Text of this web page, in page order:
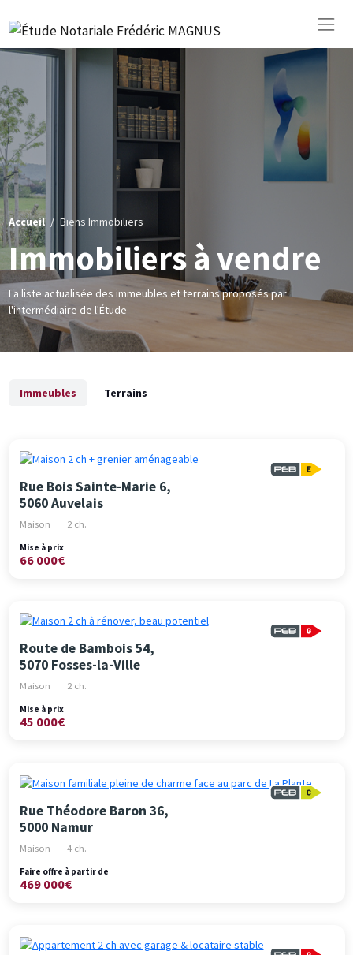
Accueil Biens Immobiliers
Immobiliers à vendre
La liste actualisée des immeubles et terrains proposés par
l'intermédiaire de l'Étude
Immeubles Terrains
Rue Bois Sainte-Marie 6,
5060 Auvelais
Maison 2 ch.
Mise à prix
66 000€
Route de Bambois 54,
5070 Fosses-la-Ville
Maison 2 ch.
Mise à prix
45 000€
Rue Théodore Baron 36,
5000 Namur
Maison 4 ch.
Faire offre à partir de
469 000€